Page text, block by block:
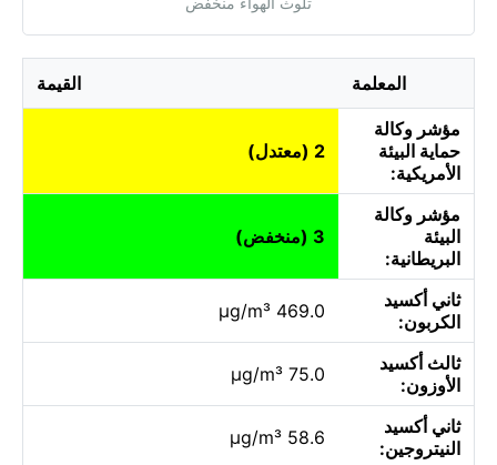
المعلمة القيمة
مؤشر وكالة
حماية البيئة
الأمريكية:
2 (معتدل)
مؤشر وكالة
البيئة
البريطانية:
3 (منخفض)
ثاني أكسيد
الكربون:
469.0 µg/m³
ثالث أكسيد
الأوزون:
75.0 µg/m³
ثاني أكسيد
النيتروجين:
58.6 µg/m³